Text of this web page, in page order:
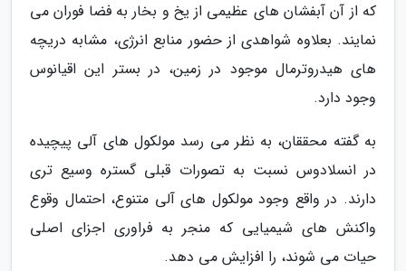
که از آن آبفشان های عظیمی از یخ و بخار به فضا فوران می
نمایند. بعلاوه شواهدی از حضور منابع انرژی، مشابه دریچه
های هیدروترمال موجود در زمین، در بستر این اقیانوس
وجود دارد.
به گفته محققان، به نظر می رسد مولکول های آلی پیچیده
در انسلادوس نسبت به تصورات قبلی گستره وسیع تری
دارند. در واقع وجود مولکول های آلی متنوع، احتمال وقوع
واکنش های شیمیایی که منجر به فراوری اجزای اصلی
حیات می شوند، را افزایش می دهد.